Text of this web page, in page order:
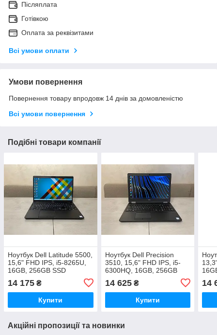
Післяплата
Готівкою
Оплата за реквізитами
Всі умови оплати
Умови повернення
Повернення товару впродовж 14 днів за домовленістю
Всі умови повернення
Подібні товари компанії
Ноутбук Dell Latitude 5500,
15,6" FHD IPS, i5-8265U,
16GB, 256GB SSD
14 175 ₴
Купити
Ноутбук Dell Precision
3510, 15,6" FHD IPS, i5-
6300HQ, 16GB, 256GB
14 625₴
Купити
14
Акційні пропозиції та новинки